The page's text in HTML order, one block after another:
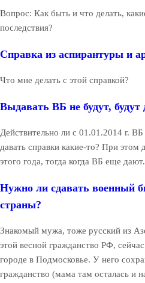
Вопрос: Как быть и что делать,
последствия?
Справка из аспирантуры и
Что мне делать с этой справкой?
Выдавать ВБ не будут, будут
Действительно ли с 01.01.2014 г.
давать справки какие-то? При
этого года, тогда когда ВБ еще дают.
Нужно ли сдавать военный
страны?
Знакомый мужа, тоже русский из
этой весной гражданство РФ,
городе в Подмосковье. У него
гражданство (мама там осталась и